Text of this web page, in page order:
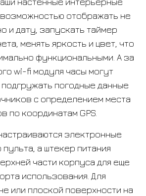
отображать не
и дату, запускать таймер
менять яркость и цвет, что
функциональными. А за
wi-fi модуля часы могут
погодные данные
с определением места
по координатам GPS.
электронные
а штекер питания
части корпуса для еще
использования. Для
или плоской поверхности на